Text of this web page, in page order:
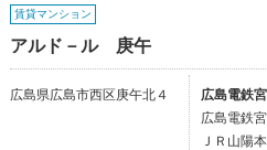
賃貸マンション
アルド－ル 庚午
広島県広島市西区庚午北４
広島電鉄
広島電鉄
ＪＲ山陽